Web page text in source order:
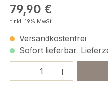
Regulärer Preis:
79,90 €
*inkl. 19% MwSt.
Versandkostenfrei
Sofort lieferbar,
Produkt Anzahl: